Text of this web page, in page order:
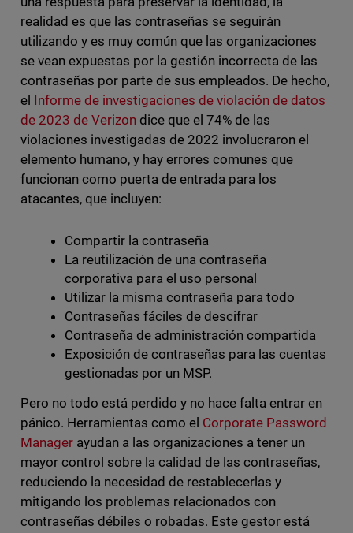
realidad es que las contraseñas se seguirán
utilizando y es muy común que las organizaciones
se vean expuestas por la gestión incorrecta de las
contraseñas por parte de sus empleados. De hecho,
el Informe de investigaciones de violación de datos
de 2023 de Verizondice que el 74% de las
violaciones investigadas de 2022 involucraron el
elemento humano, y hay errores comunes que
funcionan como puerta de entrada para los
atacantes, que incluyen:
Compartir la contraseña
La reutilización de una contraseña
corporativa para el uso personal
Utilizar la misma contraseña para todo
Contraseñas fáciles de descifrar
Contraseña de administración compartida
Exposición de contraseñas para las cuentas
gestionadas por un MSP.
Pero no todo está perdido y no hace falta entrar en
pánico. Herramientas como el Corporate Password
Managerayudan a las organizaciones a tener un
mayor control sobre la calidad de las contraseñas,
reduciendo la necesidad de restablecerlas y
mitigando los problemas relacionados con
contraseñas débiles o robadas. Este gestor está